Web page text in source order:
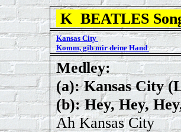
K BEATLES
Kansas City
Komm, gib mir deine Hand
Medley:
(a): Kansas City
(b): Hey, Hey,
Ah Kansas City